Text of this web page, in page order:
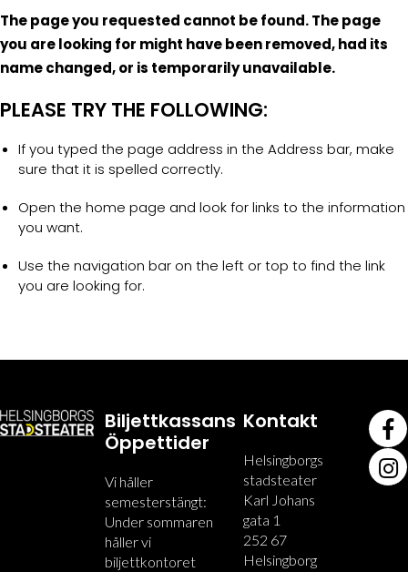
The page you requested cannot be found. The page
you are looking for might have been removed, had its
name changed, or is temporarily unavailable.
PLEASE TRY THE FOLLOWING:
If you typed the page address in the Address bar, make
sure that it is spelled correctly.
Open the home page and look for links to the information
you want.
Use the navigation bar on the left or top to find the link
you are looking for.
Biljettkassans
Öppettider
Vi håller
semesterstängt:
Under sommaren
håller vi
biljettkontoret
Kontakt
Helsingborgs
stadsteater
Karl Johans
gata 1
252 67
Helsingborg